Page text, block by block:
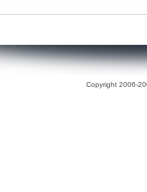
Copyright 2006-